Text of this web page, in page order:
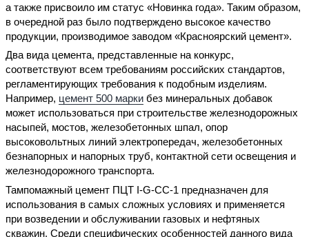
а также присвоило им статус «Новинка года». Таким образом,
в очередной раз было подтверждено высокое качество
продукции, производимое заводом «Красноярский цемент».
Два вида цемента, представленные на конкурс,
соответствуют всем требованиям российских стандартов,
регламентирующих требования к подобным изделиям.
Например, цемент 500 марки без минеральных добавок
может использоваться при строительстве железнодорожных
насыпей, мостов, железобетонных шпал, опор
высоковольтных линий электропередач, железобетонных
безнапорных и напорных труб, контактной сети освещения и
железнодорожного транспорта.
Тампомажный цемент ПЦТ I-G-СС-1 предназначен для
использования в самых сложных условиях и применяется
при возведении и обслуживании газовых и нефтяных
скважин. Среди специфических особенностей данного вида